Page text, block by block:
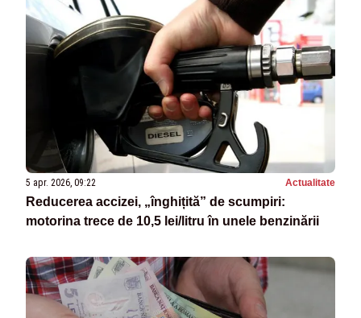
5 apr. 2026, 09:22 Actualitate
Reducerea accizei, „înghițită” de scumpiri:
motorina trece de 10,5 lei/litru în unele benzinării